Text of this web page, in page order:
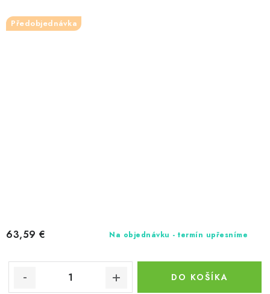
Předobjednávka
Na objednávku - termín upřesníme
63,59 €
DO KOŠÍKA